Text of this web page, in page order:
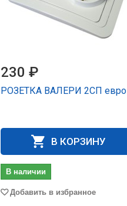
230 ₽
РОЗЕТКА ВАЛЕРИ 2СП евро
В КОРЗИНУ
В наличии
Добавить в избранное